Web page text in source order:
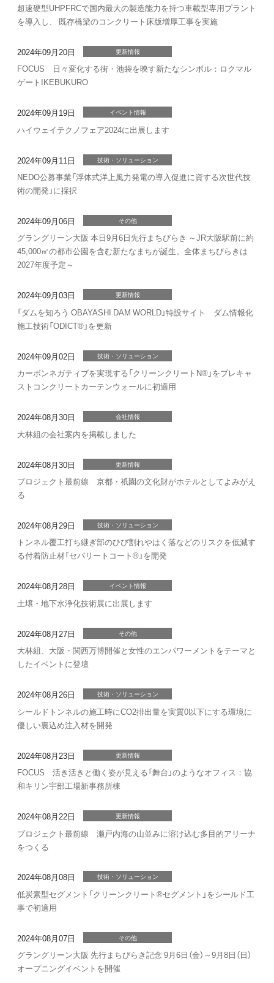
超速硬型UHPFRCで国内最大の製造能力を持つ車載型専用プラント
を導入し、 既存橋梁のコンクリート床版増厚工事を実施
2024年09月20日 更新情報
FOCUS 日々変化する街・池袋を映す新たなシンボル：ロクマル
ゲートIKEBUKURO
2024年09月19日 イベント情報
ハイウェイテクノフェア2024に出展します
2024年09月11日 技術・ソリューション
NEDO公募事業「浮体式洋上風力発電の導入促進に資する次世代技
術の開発」に採択
2024年09月06日 その他
グラングリーン大阪 本日9月6日先行まちびらき ～JR大阪駅前に約
45,000㎡の都市公園を含む新たなまちが誕生。全体まちびらきは
2027年度予定～
2024年09月03日 更新情報
「ダムを知ろう OBAYASHI DAM WORLD」特設サイト ダム情報化
施工技術「ODICT®」を更新
2024年09月02日 技術・ソリューション
カーボンネガティブを実現する「クリーンクリートN®」をプレキャ
ストコンクリートカーテンウォールに初適用
2024年08月30日 会社情報
大林組の会社案内を掲載しました
2024年08月30日 更新情報
プロジェクト最前線 京都・祇園の文化財がホテルとしてよみがえ
る
2024年08月29日 技術・ソリューション
トンネル覆工打ち継ぎ部のひび割れやはく落などのリスクを低減す
る付着防止材「セパリートコート®」を開発
2024年08月28日 イベント情報
土壌・地下水浄化技術展に出展します
2024年08月27日 その他
大林組、大阪・関西万博開催と女性のエンパワーメントをテーマと
したイベントに登壇
2024年08月26日 技術・ソリューション
シールドトンネルの施工時にCO2排出量を実質0以下にする環境に
優しい裏込め注入材を開発
2024年08月23日 更新情報
FOCUS 活き活きと働く姿が見える「舞台」のようなオフィス：協
和キリン宇部工場新事務所棟
2024年08月22日 更新情報
プロジェクト最前線 瀬戸内海の山並みに溶け込む多目的アリーナ
をつくる
2024年08月08日 技術・ソリューション
低炭素型セグメント「クリーンクリート®セグメント」をシールド工
事で初適用
2024年08月07日 その他
グラングリーン大阪 先行まちびらき記念 9月6日（金）～9月8日（日）
オープニングイベントを開催